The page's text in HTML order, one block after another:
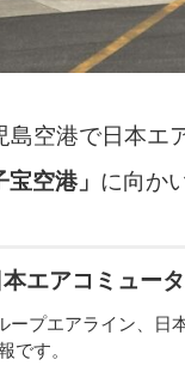
空港で日本エ
宝空港」 に向か
エアコミュー
ープエアライン、日
です。